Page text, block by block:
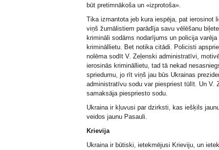
būt pretimnākoša un «izprotoša».
Tika izmantota jeb kura iespēja, pat ierosinot
viņš žurnālistiem parādīja savu vēlēšanu
krimināli sodāms nodarījums un policija varēja
krimināllietu. Bet notika citādi. Policisti
nolēma sodīt V. Zeļenski administratīvi,
ierosinās krimināllietu, tad tā nekad
spriedumu, jo rīt viņš jau būs Ukrainas
administratīvu sodu var piespriest tūlīt. Un V.
samaksāja piespriesto sodu.
Ukraina ir kļuvusi par dzirksti, kas iešķils
veidos jaunu Pasauli.
Krievija
Ukraina ir būtiski, ietekmējusi Krieviju, un